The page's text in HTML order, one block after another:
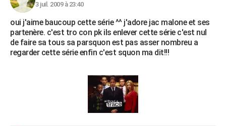
3 juil. 2009 à 23:40
oui j'aime baucoup cette série ^^ j'adore jac malone et ses
partenère. c'est tro con pk ils enlever cette série c'est nul
de faire sa tous sa parsquon est pas asser nombreu a
regarder cette série enfin c'est squon ma dit!!!